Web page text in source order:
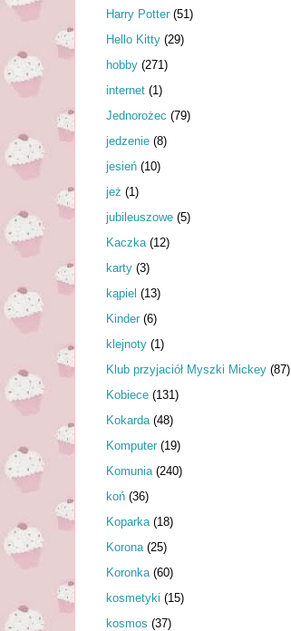
Harry Potter (51)
Hello Kitty (29)
hobby (271)
internet (1)
Jednorożec (79)
jedzenie (8)
jesień (10)
jeż (1)
jubileuszowe (5)
Kaczka (12)
karty (3)
kąpiel (13)
Kinder (6)
klejnoty (1)
Klub przyjaciół Myszki Mickey (87)
Kobiece (131)
Kokarda (48)
Komputer (19)
Komunia (240)
koń (36)
Koparka (18)
Korona (25)
Koronka (60)
kosmetyki (15)
kosmos (37)